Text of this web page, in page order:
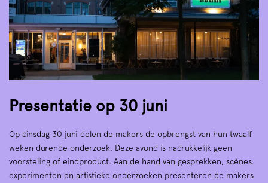
Presentatie op 30 juni
Op dinsdag 30 juni delen de makers de opbrengst van hun twaalf
weken durende onderzoek. Deze avond is nadrukkelijk geen
voorstelling of eindproduct. Aan de hand van gesprekken, scènes,
experimenten en artistieke onderzoeken presenteren de makers